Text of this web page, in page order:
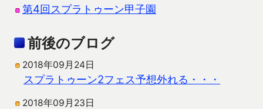
第4回スプラトゥーン甲子園
前後のブログ
2018年09月24日
スプラトゥーン2フェス予想外れる・・・
2018年09月23日